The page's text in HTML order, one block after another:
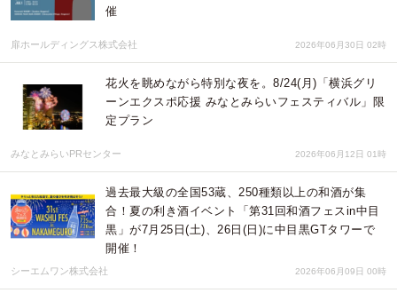
催
扉ホールディングス株式会社 2026年06月30日 02時
花火を眺めながら特別な夜を。8/24(月)「横浜グリ
ーンエクスポ応援 みなとみらいフェスティバル」限
定プラン
みなとみらいPRセンター 2026年06月12日 01時
過去最大級の全国53蔵、250種類以上の和酒が集
合！夏の利き酒イベント「第31回和酒フェスin中目
黒」が7月25日(土)、26日(日)に中目黒GTタワーで
開催！
シーエムワン株式会社 2026年06月09日 00時